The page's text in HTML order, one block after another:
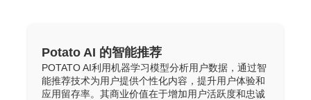
Potato AI 的智能推荐
POTATO AI利用机器学习模型分析用户数据，通过智
能推荐技术为用户提供个性化内容，提升用户体验和
应用留存率。其商业价值在于增加用户活跃度和忠诚